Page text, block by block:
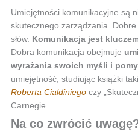
Umiejętności komunikacyjne są
skutecznego zarządzania.
słów. Komunikacja jest
Dobra komunikacja obejmuje
wyrażania swoich myśli i
umiejętność, studiując książki
Roberta Cialdiniegoczy
Carnegie.
Na co zwrócić